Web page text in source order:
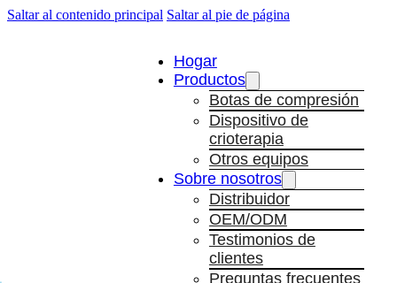
Saltar al contenido principal Saltar al pie de página
Hogar
Productos
Botas de compresión
Dispositivo de
crioterapia
Otros equipos
Sobre nosotros
Distribuidor
OEM/ODM
Testimonios de
clientes
Preguntas frecuentes